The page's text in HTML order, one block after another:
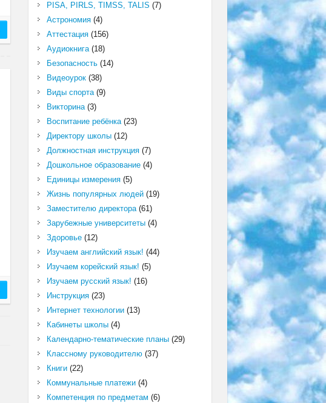
PISA, PIRLS, TIMSS, TALIS (7)
Астрономия(4)
Аттестация(156)
Аудиокнига(18)
Безопасность(14)
Видеоурок(38)
Виды спорта(9)
Викторина(3)
Воспитание ребёнка(23)
Директору школы(12)
Должностная инструкция(7)
Дошкольное образование(4)
Единицы измерения(5)
Жизнь популярных людей(19)
Заместителю директора(61)
Зарубежные университеты(4)
Здоровье(12)
Изучаем английский язык! (44)
Изучаем корейский язык! (5)
Изучаем русский язык! (16)
Инструкция(23)
Интернет технологии(13)
Кабинеты школы(4)
Календарно-тематические планы(29)
Классному руководителю(37)
Книги(22)
Коммунальные платежи(4)
Компетенция по предметам (6)